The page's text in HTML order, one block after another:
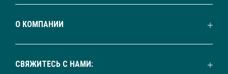
О КОМПАНИИ
СВЯЖИТЕСЬ С НАМИ: